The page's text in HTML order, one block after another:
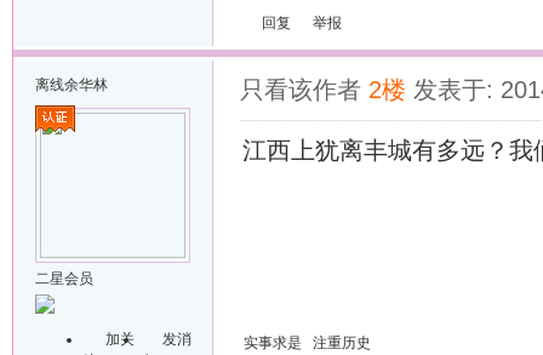
回复 举报
离线余华林
二星会员
加关
发消
只看该作者 2楼 发表于:
江西上犹离丰城有多远？
实事求是 注重历史